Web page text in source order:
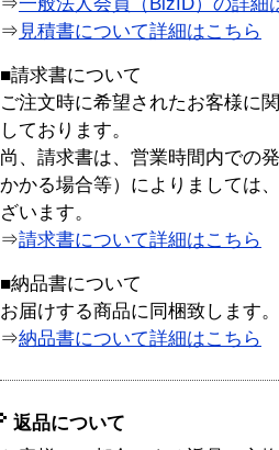
⇒一般法人会員（BizID）の詳細
⇒ 見積書について詳細はこちら
■請求書について
ご注文時に希望されたお客様に
しております。
尚、請求書は、営業時間内での
かかる場合等）によりましては
ざいます。
⇒請求書について詳細はこちら
■納品書について
お届けする商品に同梱致します。
⇒納品書について詳細はこちら
返品について